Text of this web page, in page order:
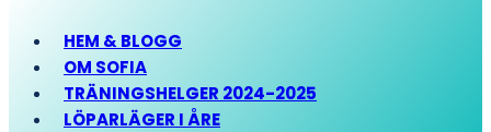
HEM & BLOGG
OM SOFIA
TRÄNINGSHELGER 2024-2025
LÖPARLÄGER I ÅRE